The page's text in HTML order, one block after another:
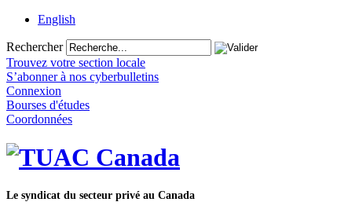
English
Rechercher
Trouvez votre section locale
S’abonner à nos cyberbulletins
Connexion
Bourses d'études
Coordonnées
Le syndicat du secteur privé au Canada